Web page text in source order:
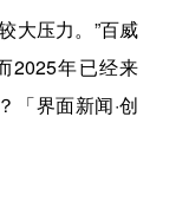
大压力。”百威
2025年已经来
「界面新闻·创